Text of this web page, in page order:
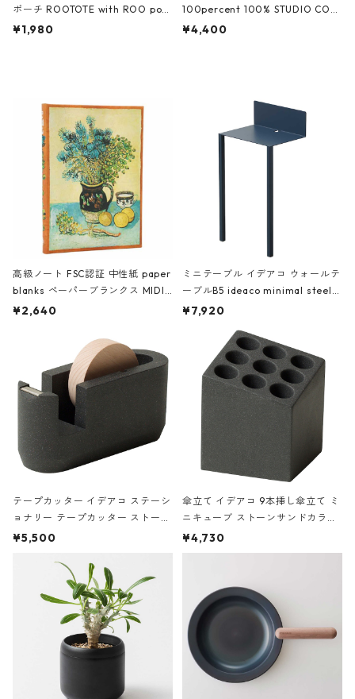
ポーチ ROOTOTE with ROO pou
ch 3532 ルートート WR.ポーチ.ラ
¥1,980
100percent 100% STUDIO COH
AKU Timeless 100パーセント ス
¥4,400
高級ノート FSC認証 中性紙 paper
blanks ペーパーブランクス MIDI
ハードカバー 罫線 ヴァン・ゴッホ
¥2,640
ミニテーブル イデアコ ウォールテ
ーブルB5 ideaco minimal steel f
urniture WALL Table B5 ネイビー
¥7,920
テープカッター イデアコ ステーシ
ョナリー テープカッター ストーン
サンドカラー 石調 ideaco Station
¥5,500
傘立て イデアコ 9本挿し傘立て ミ
ニキューブ ストーンサンドカラー
石調 ideaco Umbrella Stand CUB
E ストーンサンドブラック
¥4,730